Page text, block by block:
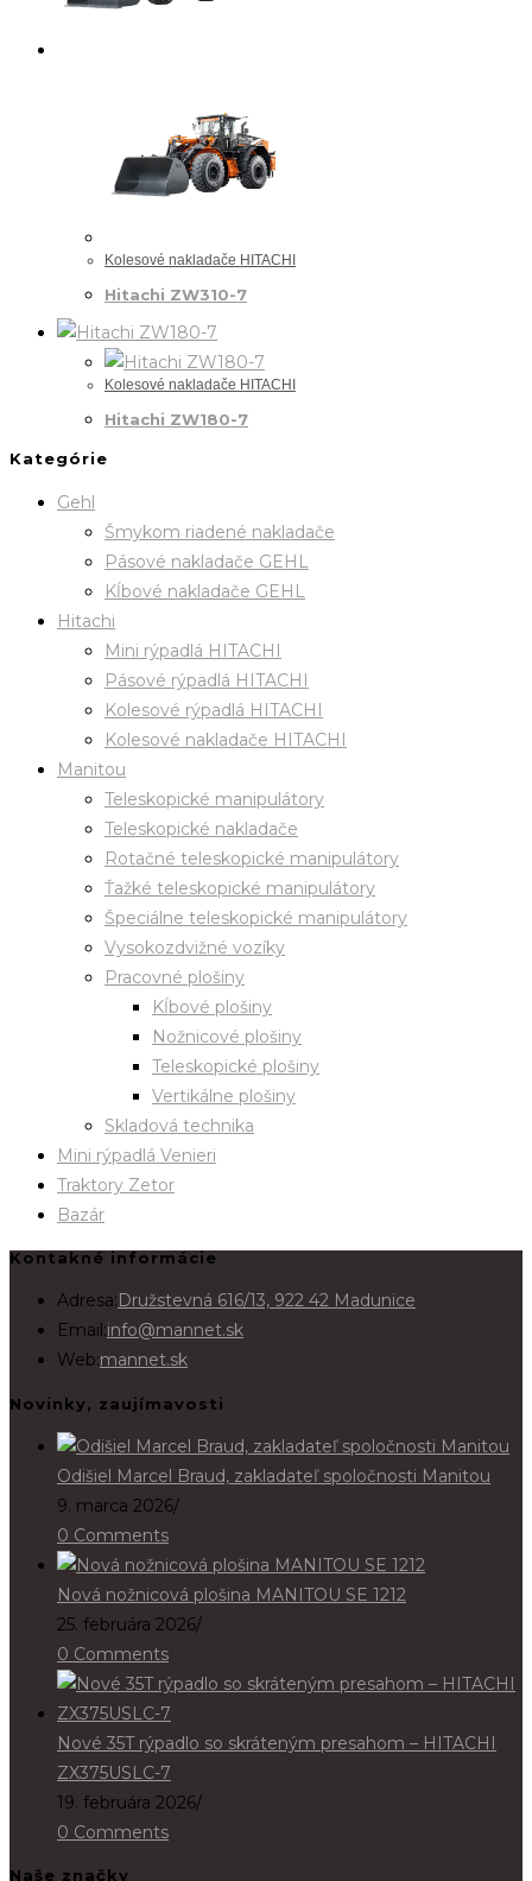
Kolesové nakladače HITACHI
Hitachi ZW310-7
Kolesové nakladače HITACHI
Hitachi ZW180-7
Kategórie
Gehl
Šmykom riadené nakladače
Pásové nakladače GEHL
Kĺbové nakladače GEHL
Hitachi
Mini rýpadlá HITACHI
Pásové rýpadlá HITACHI
Kolesové rýpadlá HITACHI
Kolesové nakladače HITACHI
Manitou
Teleskopické manipulátory
Teleskopické nakladače
Rotačné teleskopické manipulátory
Ťažké teleskopické manipulátory
Špeciálne teleskopické manipulátory
Vysokozdvižné vozíky
Pracovné plošiny
Kĺbové plošiny
Nožnicové plošiny
Teleskopické plošiny
Vertikálne plošiny
Skladová technika
Mini rýpadlá Venieri
Traktory Zetor
Bazár
Kontakné informácie
Adresa:Družstevná 616/13, 922 42 Madunice
Email:info@mannet.sk
Web:mannet.sk
Novinky, zaujímavosti
Odišiel Marcel Braud, zakladateľ spoločnosti Manitou
9. marca 2026/
0 Comments
Nová nožnicová plošina MANITOU SE 1212
25. februára 2026/
0 Comments
Nové 35T rýpadlo so skráteným presahom – HITACHI
ZX375USLC-7
19. februára 2026/
0 Comments
Naše značky